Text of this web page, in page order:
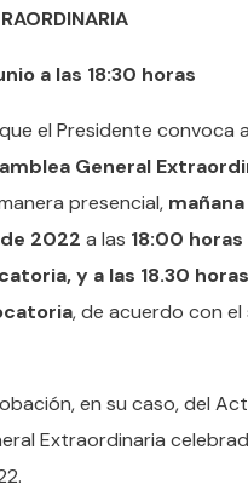
a las 18:30 horas
el Presidente convoca
General
presencial,
2022 a las 18:00 horas
y a las 18.30
, de acuerdo con el
en su caso, del
Extraordinaria